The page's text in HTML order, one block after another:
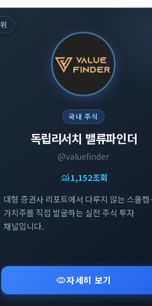
위
국내 주식
독립리서치 밸류파인더
@valuefinder
monitoring1,152조회
대형 증권사 리포트에서 다루지 않는 스몰캡·
가치주를 직접 발굴하는 실전 주식 투자
채널입니다.
visibility자세히 보기